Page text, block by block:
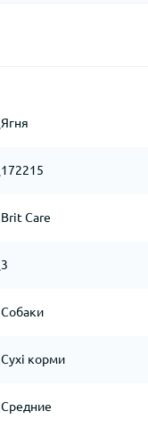
Ягня
172215
Brit Care
3
Собаки
Сухі корми
Средние